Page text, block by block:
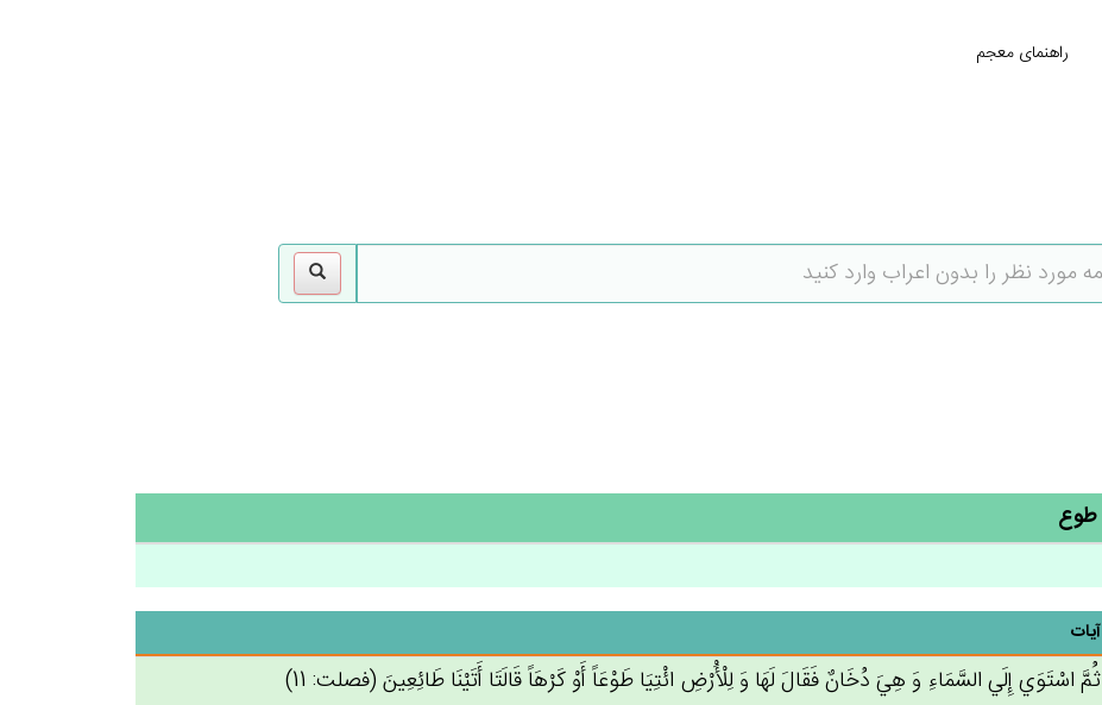
راهنمای معجم
آیات
ثُم‌َّ اسْتَوَي‌ إِلَي‌ السَّمَاءِ وَ هِي‌َ دُخَان‌ٌ فَقَال‌َ لَهَا وَ لِلْأَْرْض‌ِ ائْتِيَا طَوْعَاً أَوْ كَرْهَاً قَالَتَا أَتَيْنَا طَائِعِين‌َ (فصلت: 11)